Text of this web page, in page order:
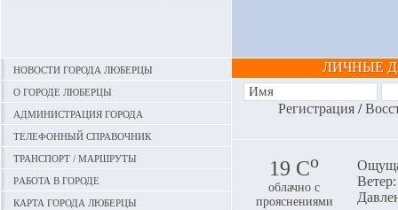
Новости города Люберцы
О городе Люберцы
Администрация города
Телефонный справочник
Транспорт / маршруты
Работа в городе
Карта города Люберцы
ЛИЧНЫЕ
Регистрация/
19 Сo
облачно с
прояснениями